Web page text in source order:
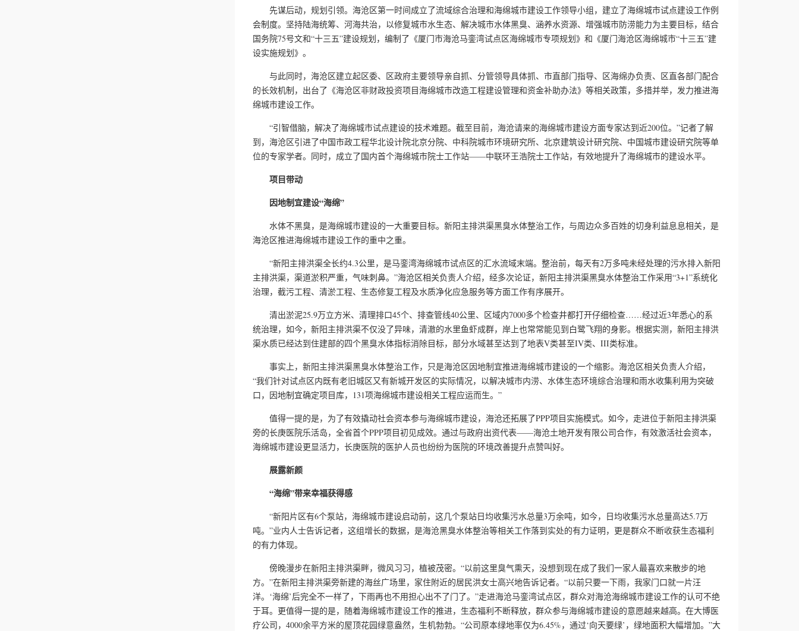
先谋后动，规划引领。海沧区第一时间成立了流域综合治理和海绵城市建设工作领导小组，建立了海绵城市试点建设工作例
会制度。坚持陆海统筹、河海共治，以修复城市水生态、解决城市水体黑臭、涵养水资源、增强城市防涝能力为主要目标，结合
国务院75号文和“十三五”建设规划，编制了《厦门市海沧马銮湾试点区海绵城市专项规划》和《厦门海沧区海绵城市“十三五”建
设实施规划》。
与此同时，海沧区建立起区委、区政府主要领导亲自抓、分管领导具体抓、市直部门指导、区海绵办负责、区直各部门配合
的长效机制，出台了《海沧区非财政投资项目海绵城市改造工程建设管理和资金补助办法》等相关政策，多措并举，发力推进海
绵城市建设工作。
“引智借脑，解决了海绵城市试点建设的技术难题。截至目前，海沧请来的海绵城市建设方面专家达到近200位。”记者了解
到，海沧区引进了中国市政工程华北设计院北京分院、中科院城市环境研究所、北京建筑设计研究院、中国城市建设研究院等单
位的专家学者。同时，成立了国内首个海绵城市院士工作站——中联环王浩院士工作站，有效地提升了海绵城市的建设水平。
项目带动
因地制宜建设“海绵”
水体不黑臭，是海绵城市建设的一大重要目标。新阳主排洪渠黑臭水体整治工作，与周边众多百姓的切身利益息息相关，是
海沧区推进海绵城市建设工作的重中之重。
“新阳主排洪渠全长约4.3公里，是马銮湾海绵城市试点区的汇水流域末端。整治前，每天有2万多吨未经处理的污水排入新阳
主排洪渠，渠道淤积严重，气味刺鼻。”海沧区相关负责人介绍，经多次论证，新阳主排洪渠黑臭水体整治工作采用“3+1”系统化
治理，截污工程、清淤工程、生态修复工程及水质净化应急服务等方面工作有序展开。
清出淤泥25.9万立方米、清理排口45个、排查管线40公里、区域内7000多个检查井都打开仔细检查……经过近3年悉心的系
统治理，如今，新阳主排洪渠不仅没了异味，清澈的水里鱼虾成群，岸上也常常能见到白鹭飞翔的身影。根据实测，新阳主排洪
渠水质已经达到住建部的四个黑臭水体指标消除目标，部分水域甚至达到了地表V类甚至IV类、III类标准。
事实上，新阳主排洪渠黑臭水体整治工作，只是海沧区因地制宜推进海绵城市建设的一个缩影。海沧区相关负责人介绍，
“我们针对试点区内既有老旧城区又有新城开发区的实际情况，以解决城市内涝、水体生态环境综合治理和雨水收集利用为突破
口，因地制宜确定项目库，131项海绵城市建设相关工程应运而生。”
值得一提的是，为了有效撬动社会资本参与海绵城市建设，海沧还拓展了PPP项目实施模式。如今，走进位于新阳主排洪渠
旁的长庚医院乐活岛，全省首个PPP项目初见成效。通过与政府出资代表——海沧土地开发有限公司合作，有效激活社会资本，
海绵城市建设更显活力，长庚医院的医护人员也纷纷为医院的环境改善提升点赞叫好。
展露新颜
“海绵”带来幸福获得感
“新阳片区有6个泵站，海绵城市建设启动前，这几个泵站日均收集污水总量3万余吨，如今，日均收集污水总量高达5.7万
吨。”业内人士告诉记者，这组增长的数据，是海沧黑臭水体整治等相关工作落到实处的有力证明，更是群众不断收获生态福利
的有力体现。
傍晚漫步在新阳主排洪渠畔，微风习习，植被茂密。“以前这里臭气熏天，没想到现在成了我们一家人最喜欢来散步的地
方。”在新阳主排洪渠旁新建的海丝广场里，家住附近的居民洪女士高兴地告诉记者。“以前只要一下雨，我家门口就一片汪
洋。‘海绵’后完全不一样了，下雨再也不用担心出不了门了。”走进海沧马銮湾试点区，群众对海沧海绵城市建设工作的认可不绝
于耳。更值得一提的是，随着海绵城市建设工作的推进，生态福利不断释放，群众参与海绵城市建设的意愿越来越高。在大博医
疗公司，4000余平方米的屋顶花园绿意盎然，生机勃勃。“公司原本绿地率仅为6.45%，通过‘向天要绿’，绿地面积大幅增加。”大